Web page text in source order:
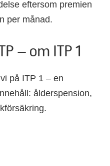
eftersom premien
per månad.
– om ITP 1
på ITP 1 – en
ålderspension,